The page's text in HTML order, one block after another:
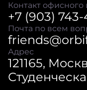
Контакт офисного
+7 (903)
Почта по всем
Адрес
121165,